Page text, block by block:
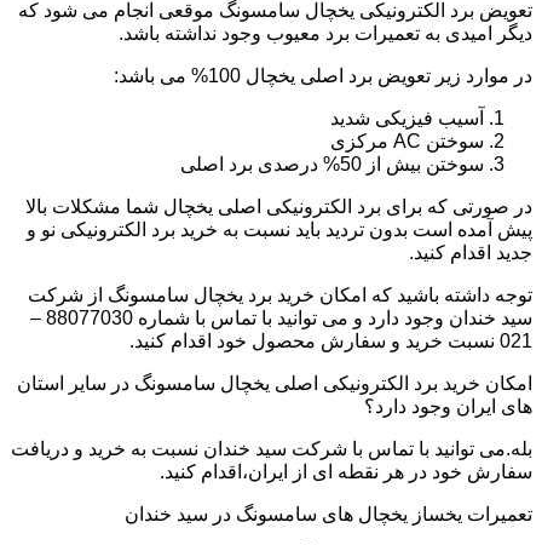
تعویض برد الکترونیکی یخچال سامسونگ موقعی انجام می شود که
دیگر امیدی به تعمیرات برد معیوب وجود نداشته باشد.
در موارد زیر تعویض برد اصلی یخچال 100% می باشد:
آسیب فیزیکی شدید
سوختن AC مرکزی
سوختن بیش از 50% درصدی برد اصلی
در صورتی که برای برد الکترونیکی اصلی یخچال شما مشکلات بالا
پیش آمده است بدون تردید باید نسبت به خرید برد الکترونیکی نو و
جدید اقدام کنید.
توجه داشته باشید که امکان خرید برد یخچال سامسونگ از شرکت
سید خندان وجود دارد و می توانید با تماس با شماره 88077030 –
021 نسبت خرید و سفارش محصول خود اقدام کنید.
امکان خرید برد الکترونیکی اصلی یخچال سامسونگ در سایر استان
های ایران وجود دارد؟
بله.می توانید با تماس با شرکت سید خندان نسبت به خرید و دریافت
سفارش خود در هر نقطه ای از ایران،اقدام کنید.
تعمیرات یخساز یخچال های سامسونگ در سید خندان